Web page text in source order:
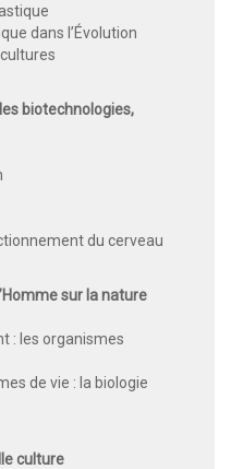
dans l’Évolution
biotechnologies,
du cerveau
sur la nature
: les organismes
de vie : la biologie
culture